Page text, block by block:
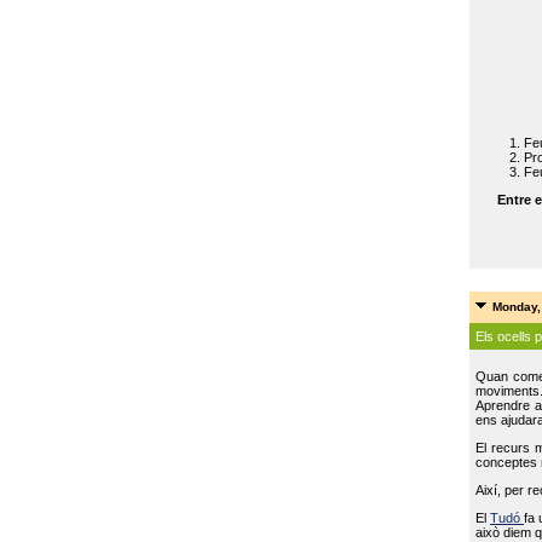
Entre
Els ocells
Quan
Aprendre
ens
El recurs
conceptes
Així, per
ElTudófa
això diem